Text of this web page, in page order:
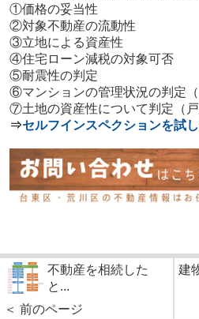
①価格の妥当性
②対象不動産の流動性
③立地による資産性
④住宅ローン減税の対象可否
⑤耐震性の判定
⑥マンションの管理状況の判定（
⑦土地の資産性について判定（戸
⇒セルフインスペクションを試
不動産を相続した
と...
＜ 前のページ
建